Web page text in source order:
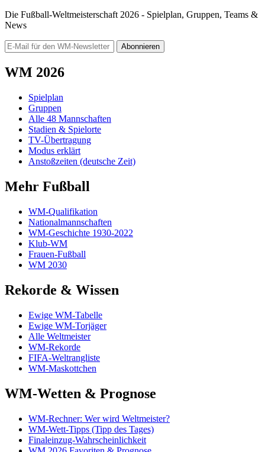
Die Fußball-Weltmeisterschaft 2026 - Spielplan, Gruppen, Teams &
News
Abonnieren
WM 2026
Spielplan
Gruppen
Alle 48 Mannschaften
Stadien & Spielorte
TV-Übertragung
Modus erklärt
Anstoßzeiten (deutsche Zeit)
Mehr Fußball
WM-Qualifikation
Nationalmannschaften
WM-Geschichte 1930-2022
Klub-WM
Frauen-Fußball
WM 2030
Rekorde & Wissen
Ewige WM-Tabelle
Ewige WM-Torjäger
Alle Weltmeister
WM-Rekorde
FIFA-Weltrangliste
WM-Maskottchen
WM-Wetten & Prognose
WM-Rechner: Wer wird Weltmeister?
WM-Wett-Tipps (Tipp des Tages)
Finaleinzug-Wahrscheinlichkeit